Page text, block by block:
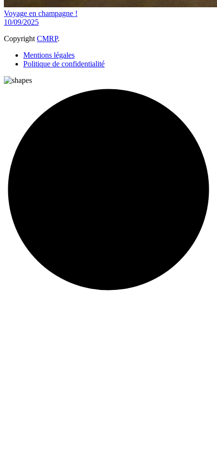
Voyage en champagne !
10/09/2025
Copyright CMRP.
Mentions légales
Politique de confidentialité